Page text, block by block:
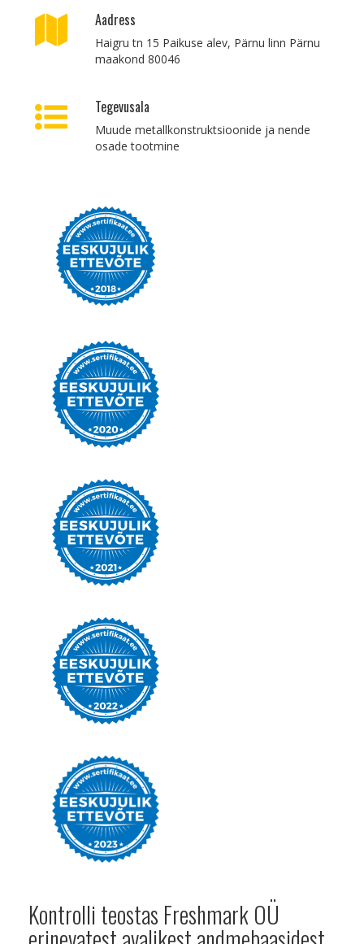
Aadress
Haigru tn 15 Paikuse alev, Pärnu linn Pärnu
maakond 80046
Tegevusala
Muude metallkonstruktsioonide ja nende
osade tootmine
Kontrolli teostas Freshmark OÜ